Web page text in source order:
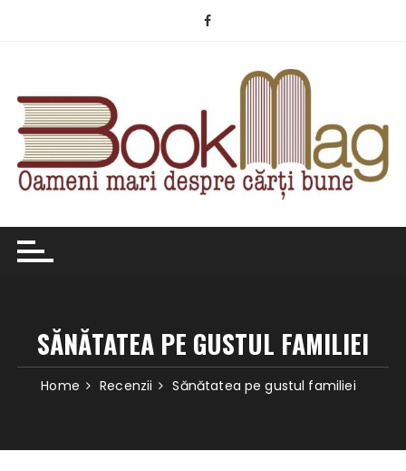
SĂNĂTATEA PE GUSTUL FAMILIEI
Home Recenzii Sănătatea pe gustul familiei